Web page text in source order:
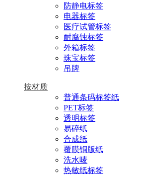
防静电标签
电器标签
医疗试管标签
耐腐蚀标签
外箱标签
珠宝标签
吊牌
按材质
普通条码标签纸
PET标签
透明标签
易碎纸
合成纸
覆膜铜版纸
洗水唛
热敏纸标签